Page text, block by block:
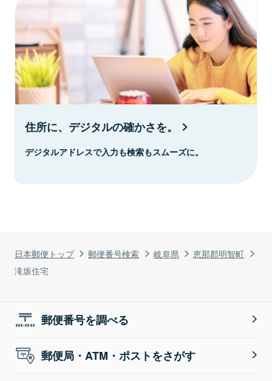
日本郵便トップ 郵便番号検索 岐阜県
恵那郡明智町
滝坂住宅
住所に、デジタルの確かさを。
デジタルアドレスで入力も検索もスムーズに。
郵便番号を調べる
郵便局・ATM・ポストをさがす